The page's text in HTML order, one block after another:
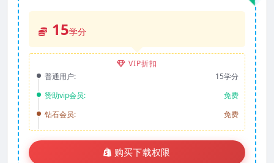
15学分
VIP折扣
普通用户:
15学分
赞助vip会员:
免费
钻石会员:
免费
购买下载权限